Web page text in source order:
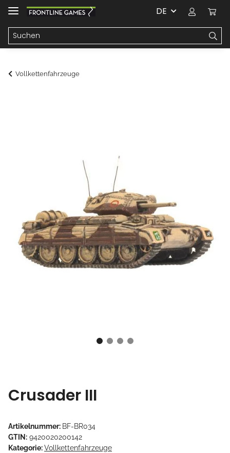
DE
Vollkettenfahrzeuge
Crusader III
Artikelnummer: BF-BR034
GTIN: 9420020200142
Kategorie:Vollkettenfahrzeuge